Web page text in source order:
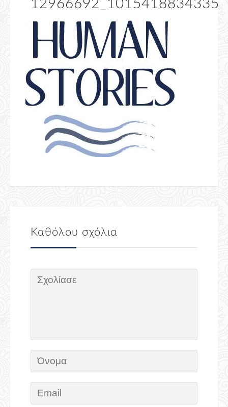
Καθόλου σχόλια